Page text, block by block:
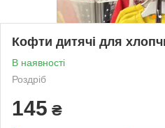
Кофти дитячі для
В наявності
Роздріб
145 ₴